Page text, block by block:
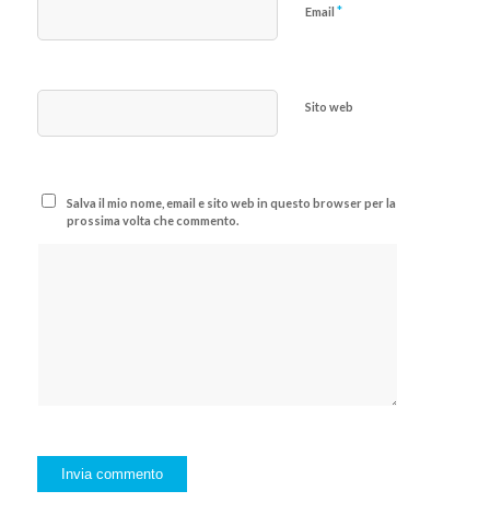
Email *
Sito web
Salva il mio nome, email e sito web in questo browser per la
prossima volta che commento.